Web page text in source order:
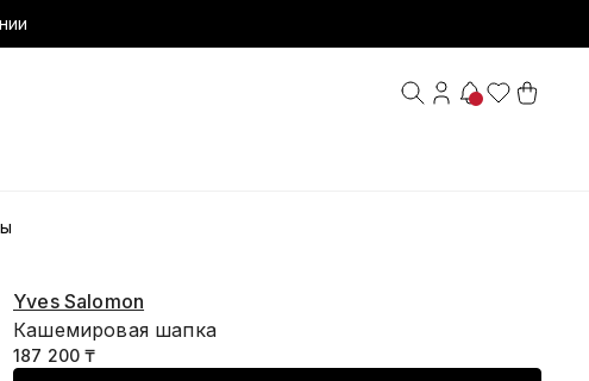
Yves Salomon
Кашемировая шапка
187 200 ₸